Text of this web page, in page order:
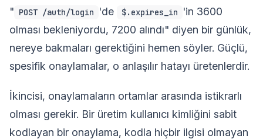
" POST /auth/login 'de $.expires_in
'in 3600
olması bekleniyordu, 7200 alındı" diyen bir günlük,
nereye bakmaları gerektiğini hemen söyler. Güçlü,
spesifik onaylamalar, o anlaşılır hatayı üretenlerdir.
İkincisi, onaylamaların ortamlar arasında istikrarlı
olması gerekir. Bir üretim kullanıcı kimliğini sabit
kodlayan bir onaylama, kodla hiçbir ilgisi olmayan